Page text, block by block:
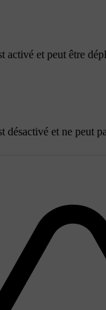
activé et peut être
et ne peut